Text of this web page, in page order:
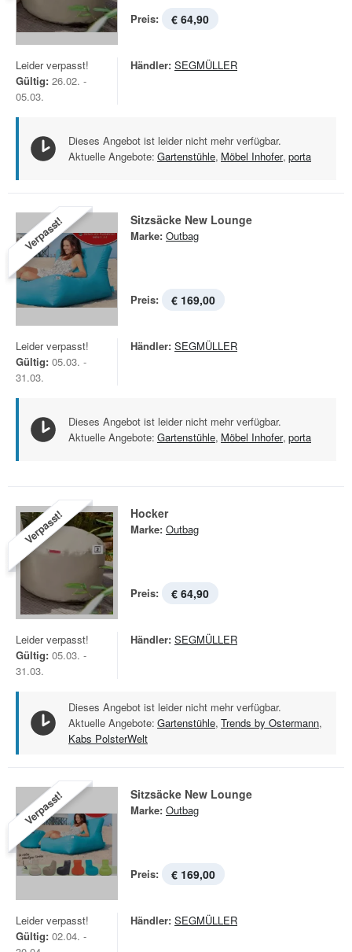
Preis: € 64,90
Leider verpasst!
Gültig: 26.02. -
05.03.
Händler: SEGMÜLLER
Dieses Angebot ist leider nicht mehr verfügbar.
Aktuelle Angebote: Gartenstühle, Möbel Inhofer, porta
Verpasst! Sitzsäcke New Lounge
Marke: Outbag
Preis: € 169,00
Leider verpasst!
Gültig: 05.03. -
31.03.
Händler: SEGMÜLLER
Dieses Angebot ist leider nicht mehr verfügbar.
Aktuelle Angebote: Gartenstühle, Möbel Inhofer, porta
Verpasst! Hocker
Marke: Outbag
Preis: € 64,90
Leider verpasst!
Gültig: 05.03. -
31.03.
Händler: SEGMÜLLER
Dieses Angebot ist leider nicht mehr verfügbar.
Aktuelle Angebote: Gartenstühle, Trends by Ostermann,
Kabs PolsterWelt
Verpasst! Sitzsäcke New Lounge
Marke: Outbag
Preis: € 169,00
Leider verpasst!
Gültig: 02.04. -
Händler: SEGMÜLLER